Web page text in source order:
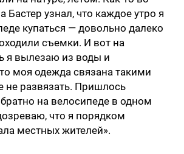
Бастер узнал, что каждое утро я
купаться — довольно далеко
съемки. И вот на
я вылезаю из воды и
моя одежда связана такими
не развязать. Пришлось
на велосипеде в одном
что я порядком
местных жителей».